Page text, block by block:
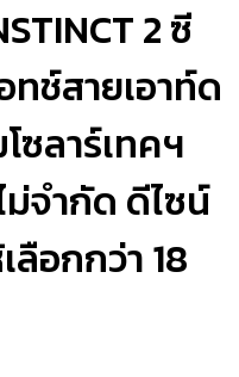
2 ซี
ช์สายเอาท์ด
ซลาร์เทคฯ
ม่จำกัด ดีไซน์
ลือกกว่า 18